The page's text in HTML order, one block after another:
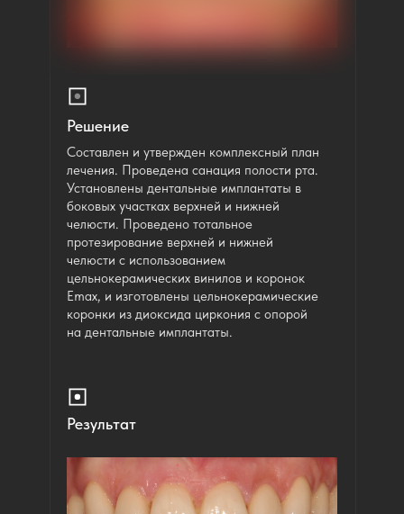
Решение
Составлен и утвержден комплексный план
лечения. Проведена санация полости рта.
Установлены дентальные имплантаты в
боковых участках верхней и нижней
челюсти. Проведено тотальное
протезирование верхней и нижней
челюсти с использованием
цельнокерамических винилов и коронок
Emax, и изготовлены цельнокерамические
коронки из диоксида циркония с опорой
на дентальные имплантаты.
Результат